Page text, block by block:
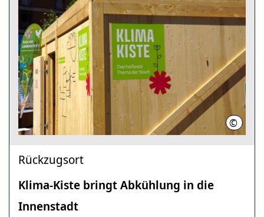
© LHH
Rückzugsort
Klima-Kiste bringt Abkühlung in die
Innenstadt